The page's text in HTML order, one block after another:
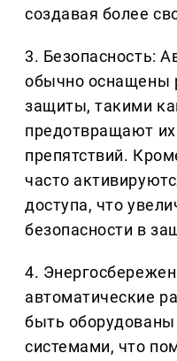
создавая более
3. Безопасность:
обычно оснащены
защиты, такими
предотвращают
препятствий.
часто
доступа, что
безопасности в
4.
автоматические
быть
системами, что